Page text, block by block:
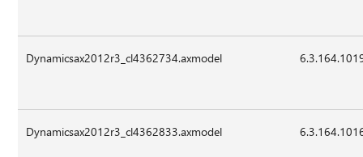
Dynamicsax2012r3_cl4362734.axmodel
Dynamicsax2012r3_cl4362833.axmodel